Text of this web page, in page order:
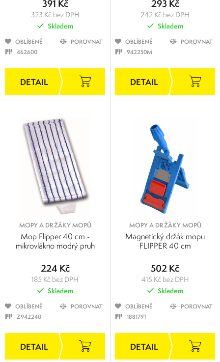
391 Kč
323 Kč bez DPH
Skladem
OBLÍBENÉ
POROVNAT
462600
293 Kč
242 Kč bez DPH
Skladem
OBLÍBENÉ
POROVNAT
942250M
MOPY A DRŽÁKY MOPŮ
Mop Flipper 40 cm -
mikrovlákno modrý pruh
224 Kč
185 Kč bez DPH
Skladem
OBLÍBENÉ
POROVNAT
Z942240
MOPY A DRŽÁKY MOPŮ
Magnetický držák mopu
FLIPPER 40 cm
502 Kč
415 Kč bez DPH
Skladem
OBLÍBENÉ
POROVNAT
1881791